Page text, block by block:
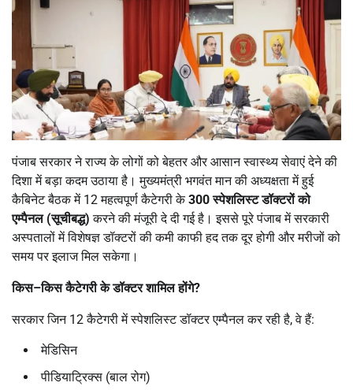
पंजाब सरकार ने राज्य के लोगों को बेहतर और आसान स्वास्थ्य सेवाएं देने की
दिशा में बड़ा कदम उठाया है। मुख्यमंत्री भगवंत मान की अध्यक्षता में हुई
कैबिनेट बैठक में 12 महत्वपूर्ण कैटेगरी के300स्पेशलिस्ट डॉक्टरों को
एम्पैनल (सूचीबद्ध) करने की मंजूरी दे दी गई है। इससे पूरे पंजाब में सरकारी
अस्पतालों में विशेषज्ञ डॉक्टरों की कमी काफी हद तक दूर होगी और मरीजों को
समय पर इलाज मिल सकेगा।
किस–किस कैटेगरी के डॉक्टर शामिल होंगे?
सरकार जिन 12 कैटेगरी में स्पेशलिस्ट डॉक्टर एम्पैनल कर रही है, वे हैं:
मेडिसिन
पीडियाट्रिक्स (बाल रोग)